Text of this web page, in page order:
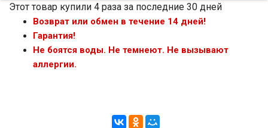
Этот товар купили 4 раза за последние 30 дней
Возврат или обмен в течение 14 дней!
Гарантия!
Не боятся воды. Не темнеют. Не вызывают
аллергии.